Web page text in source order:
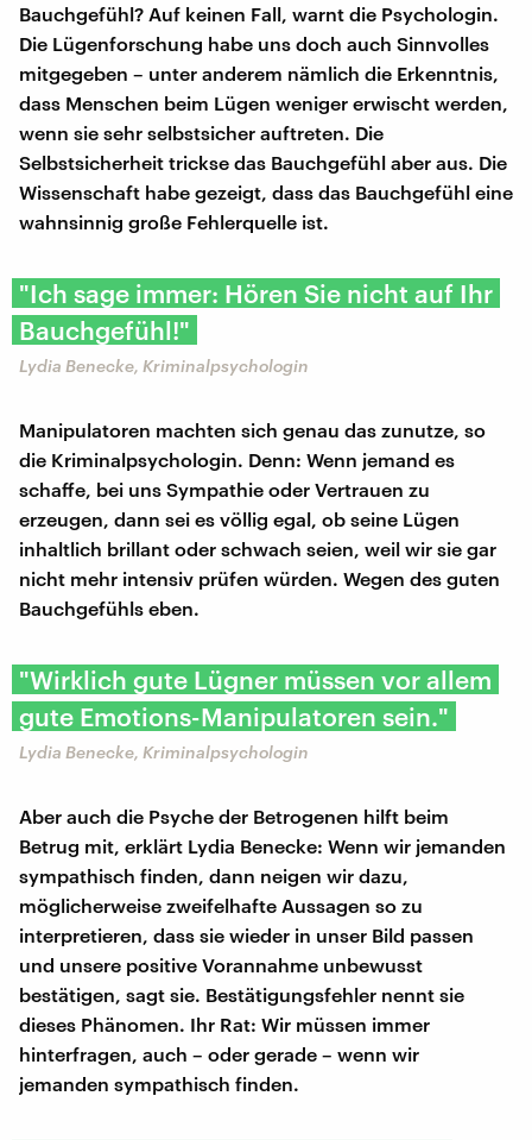
Bauchgefühl? Auf keinen Fall, warnt die Psychologin.
Die Lügenforschung habe uns doch auch Sinnvolles
mitgegeben – unter anderem nämlich die Erkenntnis,
dass Menschen beim Lügen weniger erwischt werden,
wenn sie sehr selbstsicher auftreten. Die
Selbstsicherheit trickse das Bauchgefühl aber aus. Die
Wissenschaft habe gezeigt, dass das Bauchgefühl eine
wahnsinnig große Fehlerquelle ist.
"Ich sage immer: Hören Sie nicht auf Ihr
Bauchgefühl!"
Lydia Benecke, Kriminalpsychologin
Manipulatoren machten sich genau das zunutze, so
die Kriminalpsychologin. Denn: Wenn jemand es
schaffe, bei uns Sympathie oder Vertrauen zu
erzeugen, dann sei es völlig egal, ob seine Lügen
inhaltlich brillant oder schwach seien, weil wir sie gar
nicht mehr intensiv prüfen würden. Wegen des guten
Bauchgefühls eben.
"Wirklich gute Lügner müssen vor allem
gute Emotions-Manipulatoren sein."
Lydia Benecke, Kriminalpsychologin
Aber auch die Psyche der Betrogenen hilft beim
Betrug mit, erklärt Lydia Benecke: Wenn wir jemanden
sympathisch finden, dann neigen wir dazu,
möglicherweise zweifelhafte Aussagen so zu
interpretieren, dass sie wieder in unser Bild passen
und unsere positive Vorannahme unbewusst
bestätigen, sagt sie. Bestätigungsfehler nennt sie
dieses Phänomen. Ihr Rat: Wir müssen immer
hinterfragen, auch – oder gerade – wenn wir
jemanden sympathisch finden.